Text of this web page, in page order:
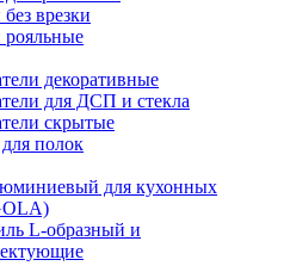
врезки
рояльные
декоративные
для ДСП и стекла
скрытые
полок
для кухонных
L-образный и